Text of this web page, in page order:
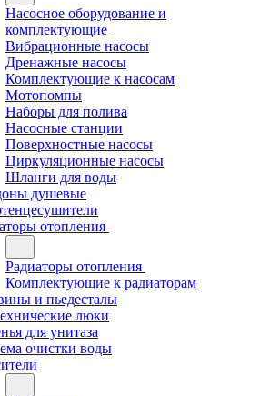
Насосное оборудование и
комплектующие
Вибрационные насосы
Дренажные насосы
Комплектующие к насосам
Мотопомпы
Наборы для полива
Насосные станции
Поверхностные насосы
Циркуляционные насосы
Шланги для воды
душевые
отопления
Радиаторы отопления
Комплектующие к радиаторам
и пьедесталы
люки
для унитаза
очистки воды